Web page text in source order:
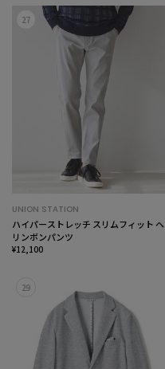
27
UNION STATION
ハイパーストレッチ スリムフィット ヘ
リンボンパンツ
¥12,100
29